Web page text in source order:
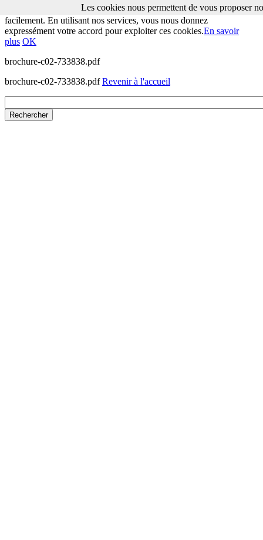
Les cookies nous permettent de vous proposer nos services plus
facilement. En utilisant nos services, vous nous donnez
expressément votre accord pour exploiter ces cookies.En savoir
plus OK
brochure-c02-733838.pdf
brochure-c02-733838.pdfRevenir à l'accueil
Les cookies nous permettent de vous proposer